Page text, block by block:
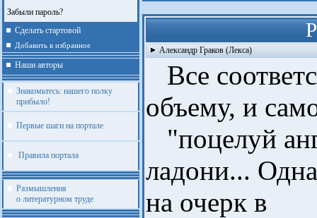
Забыли пароль?
Сделать стартовой
Добавить в избранное
Наши авторы
Знакомьтесь: нашего полку
прибыло!
Первые шаги на портале
Правила портала
Размышления
о литературном труде
Александр Граков (Лекса)
Все
объему, и
"поцелуй
ладони...
на очерк в